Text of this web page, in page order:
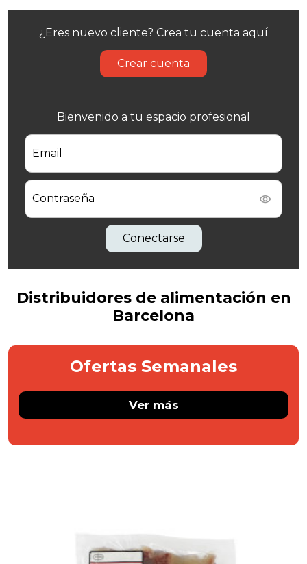
¿Eres nuevo cliente? Crea tu cuenta aquí
Crear cuenta
Bienvenido a tu espacio profesional
Email
Contraseña
Conectarse
Distribuidores de alimentación en
Barcelona
Ofertas Semanales
Ver más